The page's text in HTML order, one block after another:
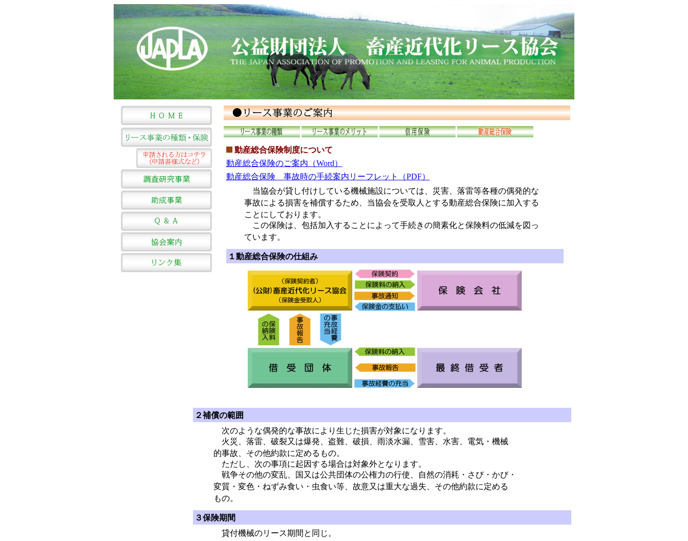
動産総合保険制度について
動産総合保険のご案内（Word）
動産総合保険 事故時の手続案内リーフレット（PDF）
当協会が貸し付けしている機械施設については、災害、落雷等各種の偶発的な
事故による損害を補償するため、当協会を受取人とする動産総合保険に加入する
ことにしております。
この保険は、包括加入することによって手続きの簡素化と保険料の低減を図っ
ています。
１動産総合保険の仕組み
２補償の範囲
次のような偶発的な事故により生じた損害が対象になります。
火災、落雷、破裂又は爆発、盗難、破損、雨淡水漏、雪害、水害、電気・機械
的事故、その他約款に定めるもの。
ただし、次の事項に起因する場合は対象外となります。
戦争その他の変乱、国又は公共団体の公権力の行使、自然の消耗・さび・かび・
変質・変色・ねずみ食い・虫食い等、故意又は重大な過失、その他約款に定める
もの。
３保険期間
貸付機械のリース期間と同じ。